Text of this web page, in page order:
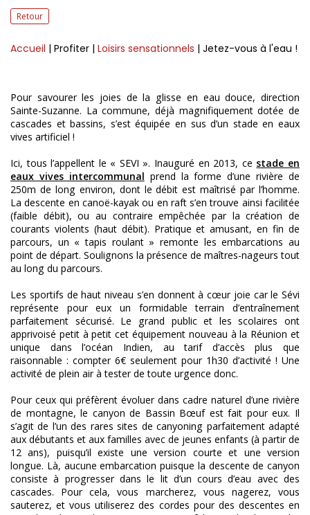
Retour
Accueil | Profiter | Loisirs sensationnels | Jetez-vous à l'eau !
Pour savourer les joies de la glisse en eau douce, direction
Sainte-Suzanne. La commune, déjà magnifiquement dotée de
cascades et bassins, s’est équipée en sus d’un stade en eaux
vives artificiel !
Ici, tous l’appellent le « SEVI ». Inauguré en 2013, ce stade en
eaux vives intercommunal prend la forme d’une rivière de
250m de long environ, dont le débit est maîtrisé par l’homme.
La descente en canoë-kayak ou en raft s’en trouve ainsi facilitée
(faible débit), ou au contraire empêchée par la création de
courants violents (haut débit). Pratique et amusant, en fin de
parcours, un « tapis roulant » remonte les embarcations au
point de départ. Soulignons la présence de maîtres-nageurs tout
au long du parcours.
Les sportifs de haut niveau s’en donnent à cœur joie car le Sévi
représente pour eux un formidable terrain d’entraînement
parfaitement sécurisé. Le grand public et les scolaires ont
apprivoisé petit à petit cet équipement nouveau à la Réunion et
unique dans l’océan Indien, au tarif d’accès plus que
raisonnable : compter 6€ seulement pour 1h30 d’activité ! Une
activité de plein air à tester de toute urgence donc.
Pour ceux qui préfèrent évoluer dans cadre naturel d’une rivière
de montagne, le canyon de Bassin Bœuf est fait pour eux. Il
s’agit de l’un des rares sites de canyoning parfaitement adapté
aux débutants et aux familles avec de jeunes enfants (à partir de
12 ans), puisqu’il existe une version courte et une version
longue. Là, aucune embarcation puisque la descente de canyon
consiste à progresser dans le lit d’un cours d’eau avec des
cascades. Pour cela, vous marcherez, vous nagerez, vous
sauterez, et vous utiliserez des cordes pour des descentes en